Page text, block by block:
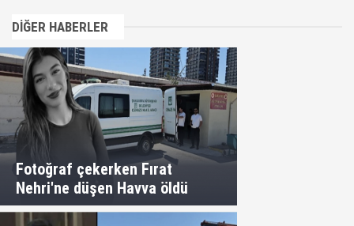
DİĞER HABERLER
Fotoğraf çekerken Fırat
Nehri'ne düşen Havva öldü